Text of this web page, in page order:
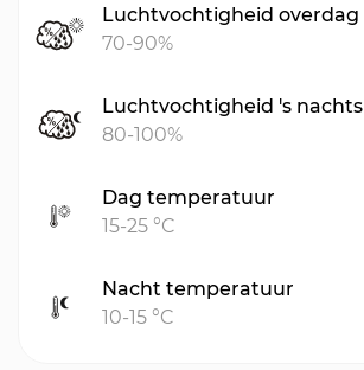
Luchtvochtigheid overdag
70-90%
Luchtvochtigheid 's nachts
80-100%
Dag temperatuur
15-25 °C
Nacht temperatuur
10-15 °C